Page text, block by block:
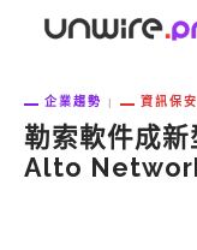
企業趨勢 資訊保安
勒索軟件成
Alto